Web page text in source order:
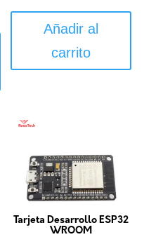
Añadir al
carrito
Tarjeta Desarrollo ESP32
WROOM